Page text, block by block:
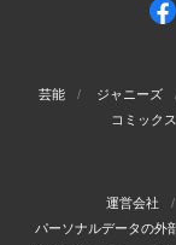
芸能 ジャニーズ
コミックス
運営会社
パーソナルデータの外